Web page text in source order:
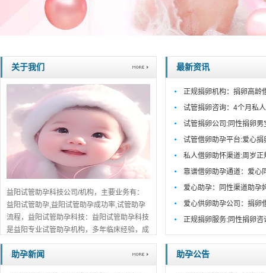
关于我们
益阳试管助孕科技公司/机构，主要业务有：
益阳试管助孕,益阳试管助孕成功率,试管助孕
流程，益阳试管助孕科技：益阳试管助孕科技
是益阳专业试管助孕机构，多年临床经验，成
功案例丰富。一对一咨询，关于我们公开透
明，值得信赖。...
最新资讯
正规捐卵机构：捐卵高龄
试管捐卵咨询：4个月私
试管捐卵公司:同性捐卵
试管借卵助孕平台:爱心
私人借卵助怀渠道:周岁
靠谱借卵助孕通道：爱心
爱心助孕：同性渠道助孕
爱心供卵助孕公司：捐卵
正规捐卵服务:同性捐卵
助孕新闻 助孕公告